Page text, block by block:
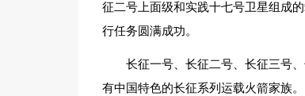
征二号上面级和实践十七号卫星组成
行任务圆满成功。
长征一号、长征二号、长征三号
有中国特色的长征系列运载火箭家族。